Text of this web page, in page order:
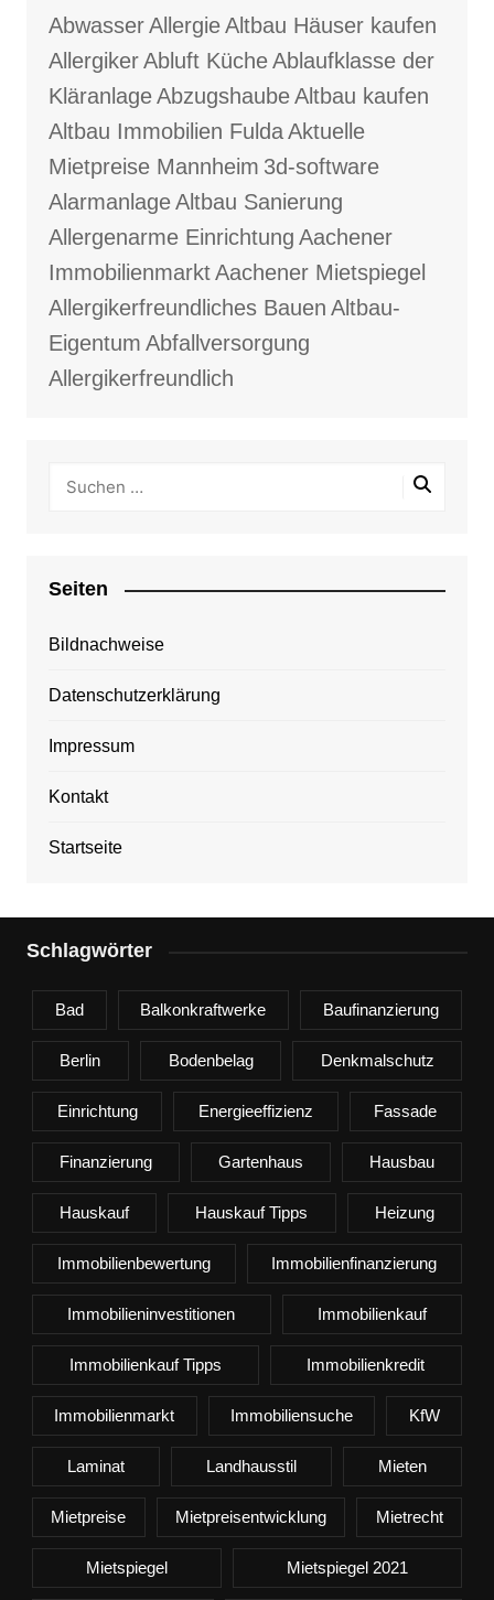
AbwasserAllergieAltbau Häuser kaufen
AllergikerAbluft KücheAblaufklasse der
KläranlageAbzugshaubeAltbau kaufen
Altbau Immobilien FuldaAktuelle
Mietpreise Mannheim 3d-software
AlarmanlageAltbau Sanierung
Allergenarme Einrichtung Aachener
ImmobilienmarktAachener Mietspiegel
Allergikerfreundliches Bauen Altbau-
Eigentum Abfallversorgung
Allergikerfreundlich
Seiten
Bildnachweise
Datenschutzerklärung
Impressum
Kontakt
Startseite
Schlagwörter
Bad Balkonkraftwerke Baufinanzierung
Berlin Bodenbelag Denkmalschutz
Einrichtung Energieeffizienz Fassade
Finanzierung Gartenhaus Hausbau
Hauskauf Hauskauf Tipps Heizung
Immobilienbewertung Immobilienfinanzierung
Immobilieninvestitionen Immobilienkauf
Immobilienkauf Tipps Immobilienkredit
Immobilienmarkt Immobiliensuche KfW
Laminat Landhausstil Mieten
Mietpreise Mietpreisentwicklung Mietrecht
Mietspiegel Mietspiegel 2021